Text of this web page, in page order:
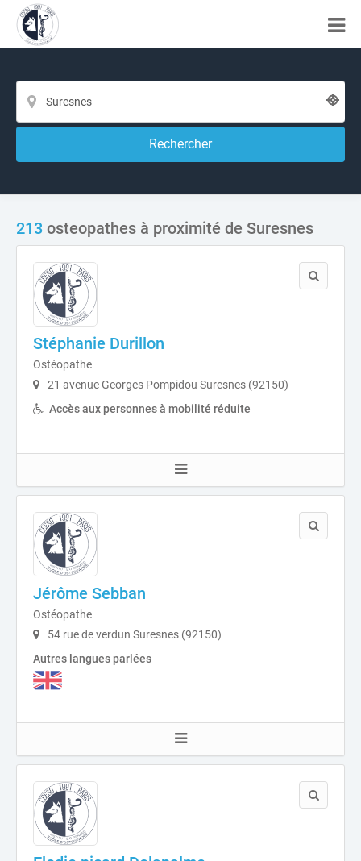
Rechercher
213 osteopathes à proximité de Suresnes
Stéphanie Durillon
Ostéopathe
21 avenue Georges Pompidou Suresnes (92150)
Accès aux personnes à mobilité réduite
Jérôme Sebban
Ostéopathe
54 rue de verdun Suresnes (92150)
Autres langues parlées